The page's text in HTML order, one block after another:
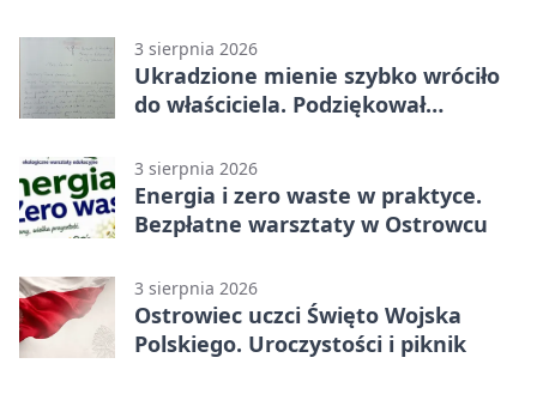
3 sierpnia 2026
Ukradzione mienie szybko wróciło
do właściciela. Podziękował
3 sierpnia 2026
Energia i zero waste w praktyce.
Bezpłatne warsztaty w Ostrowcu
3 sierpnia 2026
Ostrowiec uczci Święto Wojska
Polskiego. Uroczystości i piknik